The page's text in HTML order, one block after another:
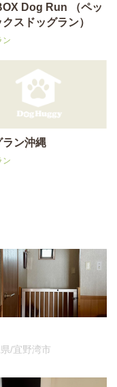
Dog Run （ペッ
クスドッグラン）
ン
ラン沖縄
ン
/宜野湾市